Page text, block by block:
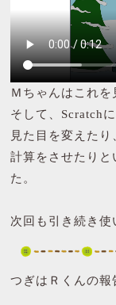
Ｍちゃんはこれを
そして、Scratch
見た目を変えたり
計算をさせたりと
た。
次回も引き続き使
つぎはＲくんの報